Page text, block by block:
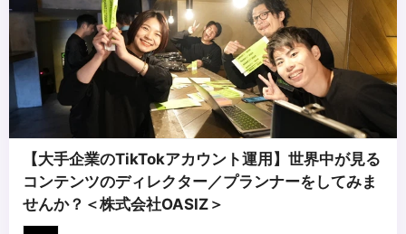
【大手企業のTikTokアカウント運用】世界中が見る
コンテンツのディレクター／プランナーをしてみま
せんか？＜株式会社OASIZ＞